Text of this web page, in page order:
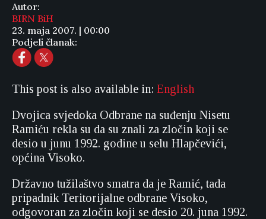
Autor:
BIRN BiH
23. maja 2007. | 00:00
Podjeli članak:
This post is also available in: English
Dvojica svjedoka Odbrane na suđenju Nisetu
Ramiću rekla su da su znali za zločin koji se
desio u junu 1992. godine u selu Hlapčevići,
općina Visoko.
Državno tužilaštvo smatra da je Ramić, tada
pripadnik Teritorijalne odbrane Visoko,
odgovoran za zločin koji se desio 20. juna 1992.